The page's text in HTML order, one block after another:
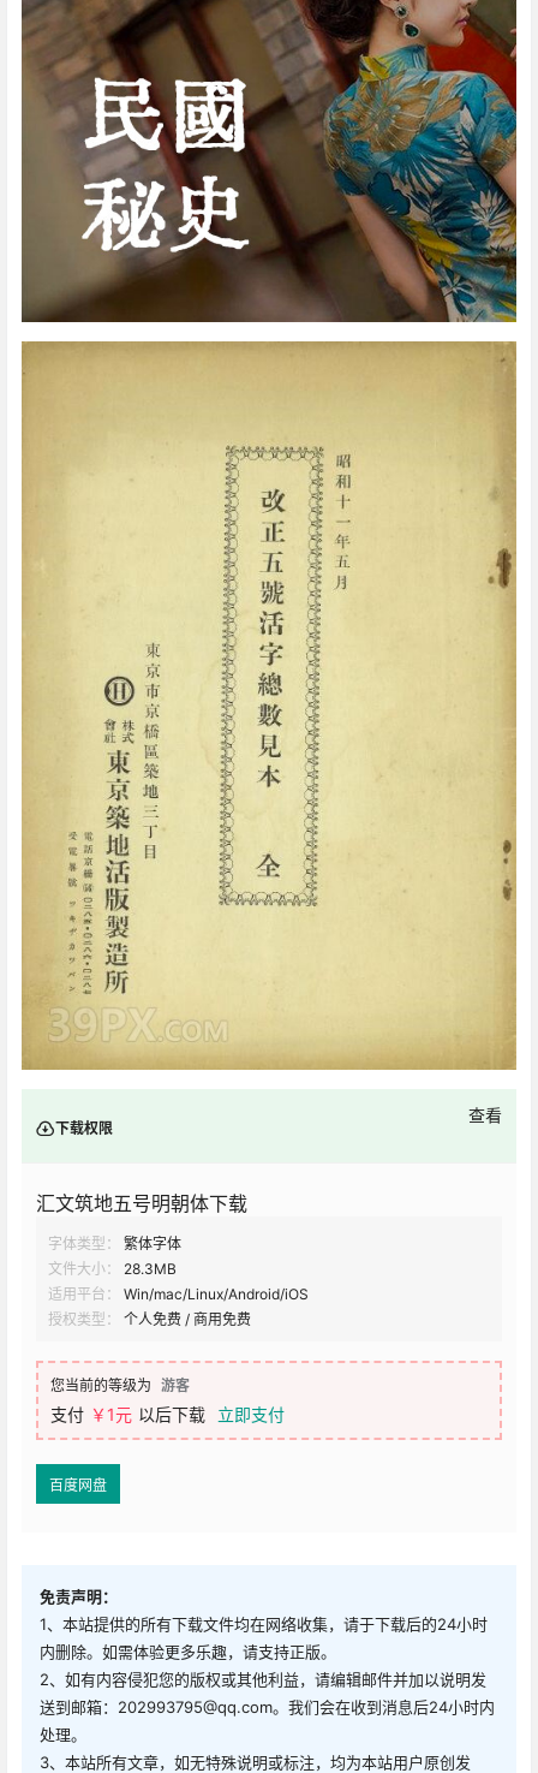
下载权限
查看
汇文筑地五号明朝体下载
字体类型：
繁体字体
文件大小：
28.3MB
适用平台：
Win/mac/Linux/Android/iOS
授权类型：
个人免费 / 商用免费
您当前的等级为 游客
支付 ￥1元 以后下载 立即支付
百度网盘
免责声明：
1、本站提供的所有下载文件均在网络收集，请于下载后的24小时
内删除。如需体验更多乐趣，请支持正版。
2、如有内容侵犯您的版权或其他利益，请编辑邮件并加以说明发
送到邮箱：202993795@qq.com。我们会在收到消息后24小时内
处理。
3、本站所有文章，如无特殊说明或标注，均为本站用户原创发